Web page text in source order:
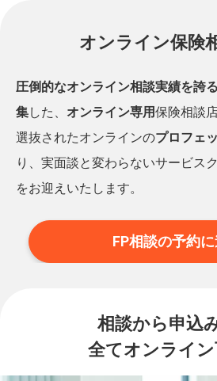
オンライン保険
圧倒的なオンライン相談実績を誇る
集した、 オンライン専用保険相談
選抜されたオンラインのプロフェ
り、実面談と変わらないサービス
をお迎えいたします。
FP相談の予約
相談から申込
全てオンライン